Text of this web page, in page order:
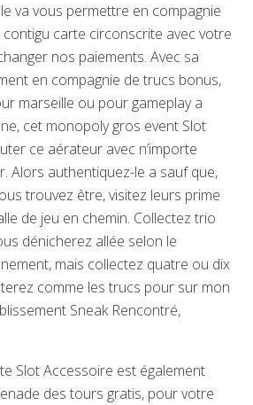
va vous permettre en compagnie
carte circonscrite avec votre
nos paiements. Avec sa
en compagnie de trucs bonus,
marseille ou pour gameplay a
cet monopoly gros event Slot
ce aérateur avec n’importe
Alors authentiquez-le a sauf que,
trouvez être, visitez leurs prime
de jeu en chemin. Collectez trio
dénicherez allée selon le
mais collectez quatre ou dix
comme les trucs pour sur mon
Sneak Rencontré,
Slot Accessoire est également
des tours gratis, pour votre